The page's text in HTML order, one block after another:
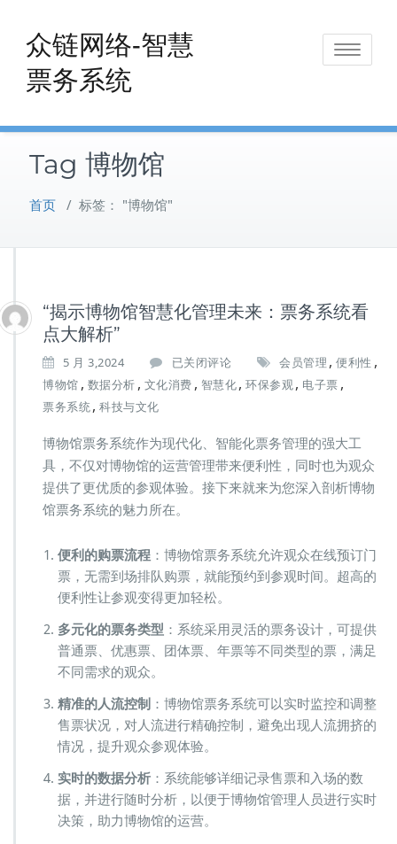
content
众链网络-智慧
票务系统
Toggle
Tag 博物馆
首页 / 标签： "博物馆"
“揭示博物馆智慧化管理未来：票务系统看
点大解析”
5 月 3,2024
“揭
示
智
慧
化
理
来：
票
务
系
统
看
点
解
析”
已关闭评论 会员管理 , 便利性 ,
博物馆 , 数据分析 , 文化消费 , 智慧化, 环保参观, 电子票 ,
票务系统, 科技与文化
博物馆票务系统作为现代化、智能化票务管理的强大工
具，不仅对博物馆的运营管理带来便利性，同时也为观众
提供了更优质的参观体验。接下来就来为您深入剖析博物
馆票务系统的魅力所在。
便利的购票流程 ：博物馆票务系统允许观众在线预订门
票，无需到场排队购票，就能预约到参观时间。超高的
便利性让参观变得更加轻松。
多元化的票务类型 ：系统采用灵活的票务设计，可提供
普通票、优惠票、团体票、年票等不同类型的票，满足
不同需求的观众。
精准的人流控制 ：博物馆票务系统可以实时监控和调整
售票状况，对人流进行精确控制，避免出现人流拥挤的
情况，提升观众参观体验。
实时的数据分析 ：系统能够详细记录售票和入场的数
据，并进行随时分析，以便于博物馆管理人员进行实时
决策，助力博物馆的运营。